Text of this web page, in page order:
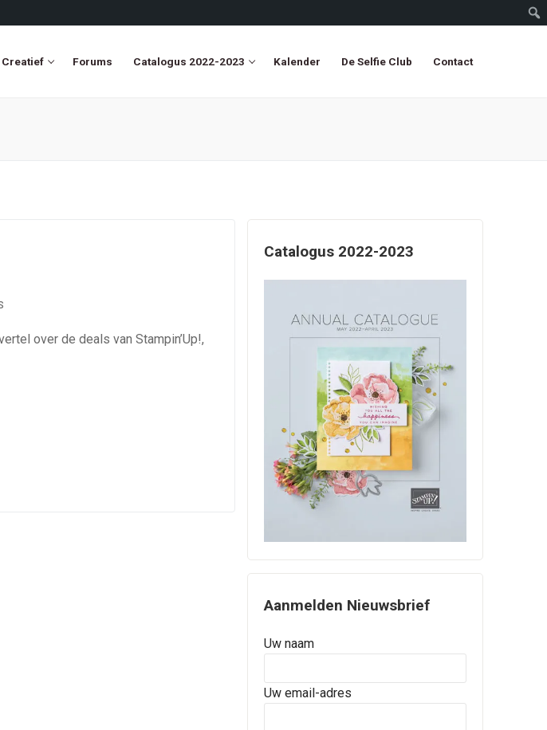
Creatief Forums Catalogus 2022-2023 Kalender De Selfie Club Contact
over de deals van Stampin’Up!,
Catalogus 2022-2023
Aanmelden Nieuwsbrief
Uw naam
Uw email-adres